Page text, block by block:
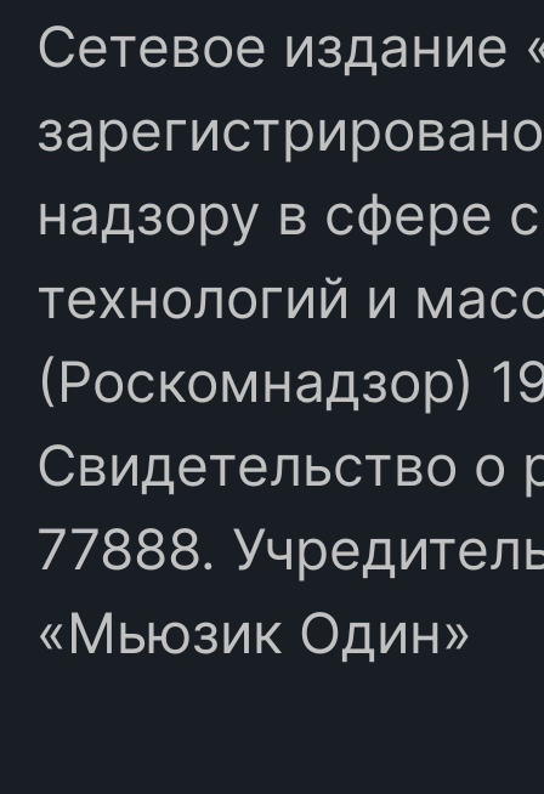
Сетевое издание
надзору в сфере
технологий и
(Роскомнадзор)
Свидетельство
77888.
«Мьюзик Один»